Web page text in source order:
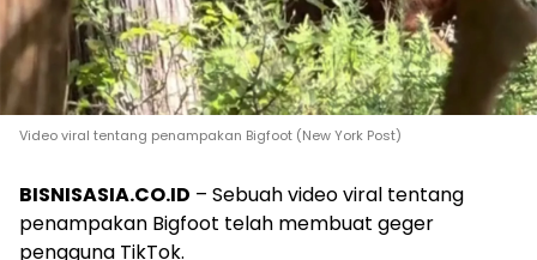
Video viral tentang penampakan Bigfoot (New York Post)
BISNISASIA.CO.ID – Sebuah video viral tentang
penampakan Bigfoot telah membuat geger
pengguna TikTok.